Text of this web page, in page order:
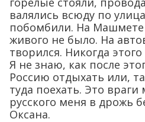
валялись всюду по
побомбили. На Машмете
живого не было. На
творился. Никогда
Я не знаю, как после
Россию отдыхать или,
туда поехать. Это враги
русского меня в дрожь
Оксана.